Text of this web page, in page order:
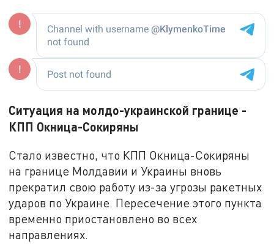
Ситуация на молдо-украинской границе -
КПП Окница-Сокиряны
Стало известно, что КПП Окница-Сокиряны
на границе Молдавии и Украины вновь
прекратил свою работу из-за угрозы ракетных
ударов по Украине. Пересечение этого пункта
временно приостановлено во всех
направлениях.